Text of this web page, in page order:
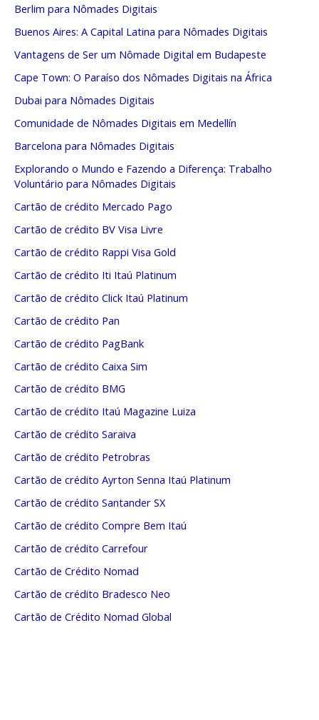
Berlim para Nômades Digitais
Buenos Aires: A Capital Latina para Nômades Digitais
Vantagens de Ser um Nômade Digital em Budapeste
Cape Town: O Paraíso dos Nômades Digitais na África
Dubai para Nômades Digitais
Comunidade de Nômades Digitais em Medellín
Barcelona para Nômades Digitais
Explorando o Mundo e Fazendo a Diferença: Trabalho
Voluntário para Nômades Digitais
Cartão de crédito Mercado Pago
Cartão de crédito BV Visa Livre
Cartão de crédito Rappi Visa Gold
Cartão de crédito Iti Itaú Platinum
Cartão de crédito Click Itaú Platinum
Cartão de crédito Pan
Cartão de crédito PagBank
Cartão de crédito Caixa Sim
Cartão de crédito BMG
Cartão de crédito Itaú Magazine Luiza
Cartão de crédito Saraiva
Cartão de crédito Petrobras
Cartão de crédito Ayrton Senna Itaú Platinum
Cartão de crédito Santander SX
Cartão de crédito Compre Bem Itaú
Cartão de crédito Carrefour
Cartão de Crédito Nomad
Cartão de crédito Bradesco Neo
Cartão de Crédito Nomad Global